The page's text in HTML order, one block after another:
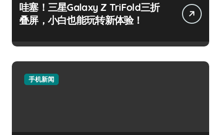
哇塞！三星Galaxy Z TriFold三折
叠屏，小白也能玩转新体验！
手机新闻